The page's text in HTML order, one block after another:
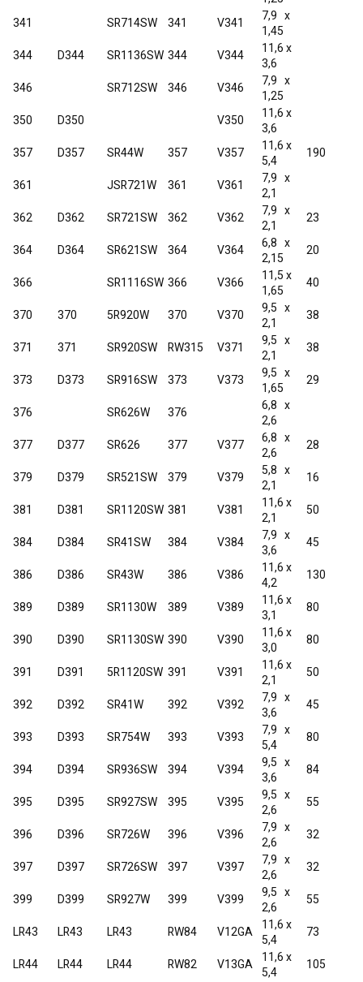
341
SR714SW 341 V341
7,9 x
1,45
344
D344 SR1136SW 344 V344
11,6 x
3,6
346
SR712SW 346 V346
7,9 x
1,25
350
D350 V350
11,6 x
3,6
357
D357 SR44W 357 V357
11,6 x
5,4
190
361
JSR721W 361 V361
7,9 x
2,1
362
D362 SR721SW 362 V362
7,9 x
2,1
23
364
D364 SR621SW 364 V364
6,8 x
2,15
20
366
SR1116SW 366 V366
11,5 x
1,65
40
370
370 5R920W 370 V370
9,5 x
2,1
38
371
371 SR920SW RW315 V371
9,5 x
2,1
38
373
D373 SR916SW 373 V373
9,5 x
1,65
29
376
SR626W 376
6,8 x
2,6
377
D377 SR626 377 V377
6,8 x
2,6
28
379
D379 SR521SW 379 V379
5,8 x
2,1
16
381
D381 SR1120SW 381 V381
11,6 x
2,1
50
384
D384 SR41SW 384 V384
7,9 x
3,6
45
386
D386 SR43W 386 V386
11,6 x
4,2
130
389
D389 SR1130W 389 V389
11,6 x
3,1
80
390
D390 SR1130SW 390 V390
11,6 x
3,0
80
391
D391 5R1120SW 391 V391
11,6 x
2,1
50
392
D392 SR41W 392 V392
7,9 x
3,6
45
393
D393 SR754W 393 V393
7,9 x
5,4
80
394
D394 SR936SW 394 V394
9,5 x
3,6
84
395
D395 SR927SW 395 V395
9,5 x
2,6
55
396
D396 SR726W 396 V396
7,9 x
2,6
32
397
D397 SR726SW 397 V397
7,9 x
2,6
32
399
D399 SR927W 399 V399
9,5 x
2,6
55
LR43
LR43 LR43 RW84 V12GA 11,6 x
5,4
73
LR44
LR44 LR44 RW82 V13GA 11,6 x
5,4
105